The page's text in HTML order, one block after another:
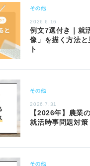
その他
2026.6.16
例文7選付き｜就
像」を描く方法
ト
その他
2026.7.31
【2026年】農業
就活時事問題対策
その他